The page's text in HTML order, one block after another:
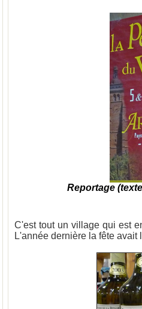
Reportage
C'est tout un village qui est
L'année dernière la fête avait